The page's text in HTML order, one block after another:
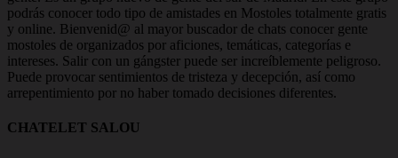
podrás conocer todo tipo de amistades en Mostoles totalmente gratis
y online. Bienvenid@ al mayor buscador de chats conocer gente
mostoles de organizados por aficiones, temáticas, categorías e
intereses. Salir con un gángster puede ser increíblemente peligroso.
Puede provocar sentimientos de tristeza y decepción, así como
arrepentimiento por no haber tomado decisiones diferentes.
CHATELET SALOU